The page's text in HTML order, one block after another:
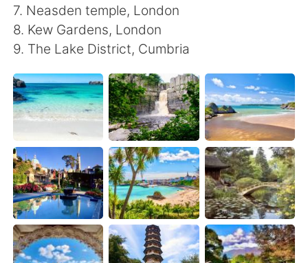
Deutsch 日本語
한국어 Русский
Indonesia Italiano
Türkçe Tiếng Việt
Português
7. Neasden temple, London
8. Kew Gardens, London
9. The Lake District, Cumbria